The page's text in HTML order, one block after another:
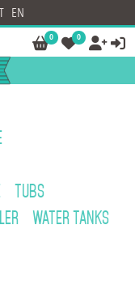
EN
0 0  
TUBS
WATER TANKS